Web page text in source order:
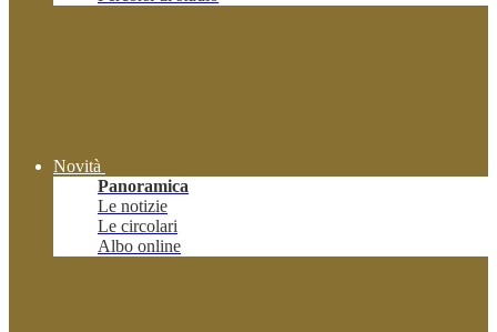
Novità
Panoramica
Le notizie
Le circolari
Albo online